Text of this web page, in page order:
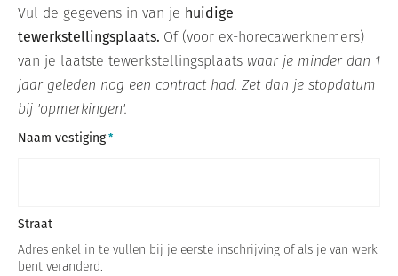
Vul de gegevens in van je huidige
tewerkstellingsplaats. Of (voor ex-horecawerknemers)
van je laatste tewerkstellingsplaats waar je minder dan 1
jaar geleden nog een contract had. Zet dan je stopdatum
bij 'opmerkingen'.
Naam vestiging
Straat
Adres enkel in te vullen bij je eerste inschrijving of als je van werk
bent veranderd.